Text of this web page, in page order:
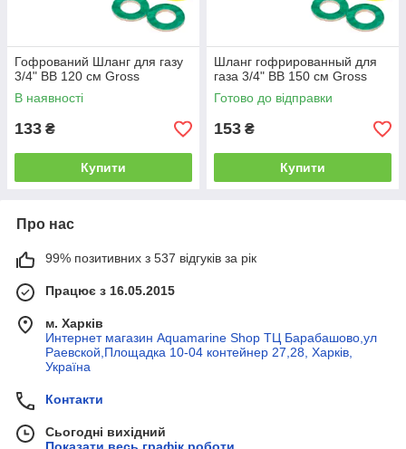
Гофрований Шланг для газу
3/4" ВВ 120 см Gross
В наявності
133 ₴
Купити
Шланг гофрированный для
газа 3/4" ВВ 150 см Gross
Готово до відправки
153 ₴
Купити
Про нас
99% позитивних з 537 відгуків за рік
Працює з 16.05.2015
м. Харків
Интернет магазин Aquamarine Shop ТЦ Барабашово,ул
Раевской,Площадка 10-04 контейнер 27,28, Харків,
Україна
Контакти
Сьогодні вихідний